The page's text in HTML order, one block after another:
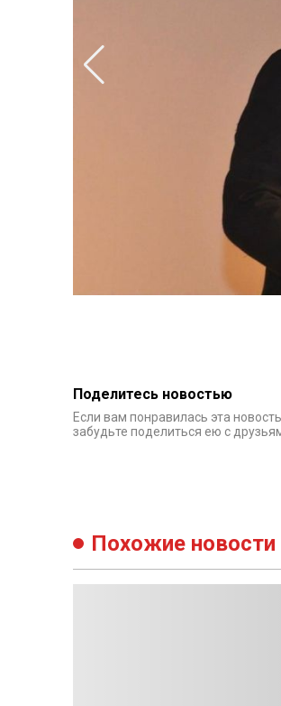
Поделитесь новостью
Если вам понравилась эта
забудьте поделиться ею с
Похожие новости